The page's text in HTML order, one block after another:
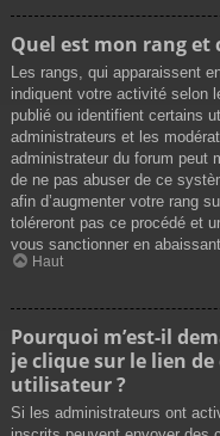
Quel est mon rang et
Les rangs, qui apparaissent
indiquent votre activité selon
publié ou identifient certains
administrateurs et les
administrateur du forum peut
de ne pas abuser de ce
afin d’augmenter votre rang
toléreront pas ce procédé et
vous sanctionner en
Haut
Pourquoi m’est-il
je clique sur le lien
utilisateur ?
Si les administrateurs ont